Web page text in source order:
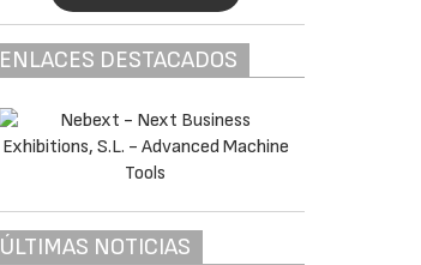
ENLACES DESTACADOS
ÚLTIMAS NOTICIAS